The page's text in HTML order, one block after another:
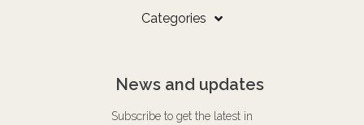
Categories
News and updates
Subscribe to get the latest in